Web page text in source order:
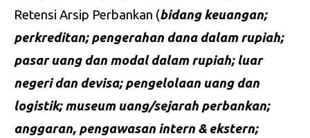
Retensi Arsip Perbankan (bidang keuangan;
perkreditan; pengerahan dana dalam rupiah;
pasar uang dan modal dalam rupiah; luar
negeri dan devisa; pengelolaan uang dan
logistik; museum uang/sejarah perbankan;
anggaran, pengawasan intern & ekstern;